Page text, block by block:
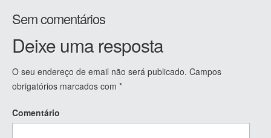
Sem comentários
Deixe uma resposta
O seu endereço de email não será publicado. Campos
obrigatórios marcados com *
Comentário